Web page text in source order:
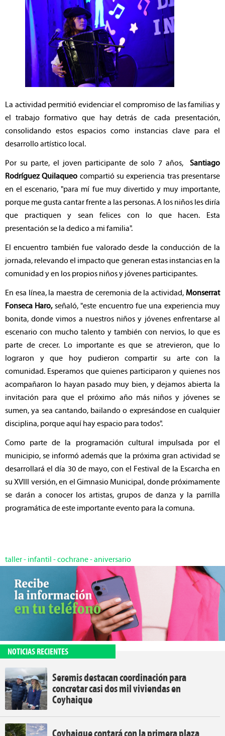
La actividad permitió evidenciar el compromiso de las familias y
el trabajo formativo que hay detrás de cada presentación,
consolidando estos espacios como instancias clave para el
desarrollo artístico local.
Por su parte, el joven participante de solo 7 años, Santiago
Rodríguez Quilaqueo compartió su experiencia tras presentarse
en el escenario, "para mí fue muy divertido y muy importante,
porque me gusta cantar frente a las personas. A los niños les diría
que practiquen y sean felices con lo que hacen. Esta
presentación se la dedico a mi familia".
El encuentro también fue valorado desde la conducción de la
jornada, relevando el impacto que generan estas instancias en la
comunidad y en los propios niños y jóvenes participantes.
En esa línea, la maestra de ceremonia de la actividad, Monserrat
Fonseca Haro, señaló, "este encuentro fue una experiencia muy
bonita, donde vimos a nuestros niños y jóvenes enfrentarse al
escenario con mucho talento y también con nervios, lo que es
parte de crecer. Lo importante es que se atrevieron, que lo
lograron y que hoy pudieron compartir su arte con la
comunidad. Esperamos que quienes participaron y quienes nos
acompañaron lo hayan pasado muy bien, y dejamos abierta la
invitación para que el próximo año más niños y jóvenes se
sumen, ya sea cantando, bailando o expresándose en cualquier
disciplina, porque aquí hay espacio para todos".
Como parte de la programación cultural impulsada por el
municipio, se informó además que la próxima gran actividad se
desarrollará el día 30 de mayo, con el Festival de la Escarcha en
su XVIII versión, en el Gimnasio Municipal, donde próximamente
se darán a conocer los artistas, grupos de danza y la parrilla
programática de este importante evento para la comuna.
taller- infantil -cochrane-aniversario
NOTICIAS RECIENTES
Seremis destacan coordinación para
concretar casi dos mil viviendas en
Coyhaique
Coyhaique contará con la primera plaza